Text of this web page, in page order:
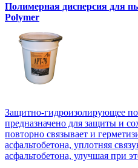
Полимерная дисперсия для
Polymer
Защитно-гидроизолирующее
предназначено для защиты и
повторно связывает и
асфальтобетона, уплотняя
асфальтобетона, улучшая при